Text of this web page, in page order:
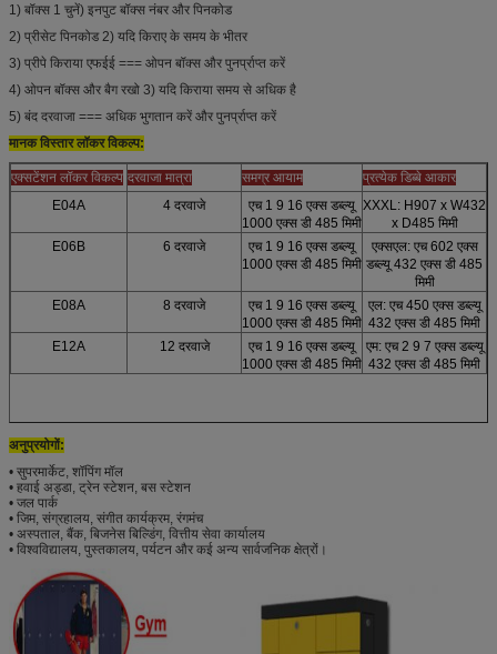
1) बॉक्स 1 चुनें) इनपुट बॉक्स नंबर और पिनकोड
2) प्रीसेट पिनकोड 2) यदि किराए के समय के भीतर
3) प्रीपे किराया एफईई === ओपन बॉक्स और पुनर्प्राप्त करें
4) ओपन बॉक्स और बैग रखो 3) यदि किराया समय से अधिक है
5) बंद दरवाजा === अधिक भुगतान करें और पुनर्प्राप्त करें
मानक विस्तार लॉकर विकल्प:
एक्सटेंशन लॉकर विकल्प दरवाजा मात्रा समग्र आयाम
प्रत्येक डिब्बे आकार
E04A
4 दरवाजे
एच 1 9 16 एक्स डब्ल्यू
1000 एक्स डी 485 मिमी
XXXL: H907 x W432
x D485 मिमी
E06B
6 दरवाजे
एच 1 9 16 एक्स डब्ल्यू
1000 एक्स डी 485 मिमी
एक्सएल: एच 602 एक्स
डब्ल्यू 432 एक्स डी 485
मिमी
E08A
8 दरवाजे
एच 1 9 16 एक्स डब्ल्यू
1000 एक्स डी 485 मिमी
एल: एच 450 एक्स डब्ल्यू
432 एक्स डी 485 मिमी
E12A
12 दरवाजे
एच 1 9 16 एक्स डब्ल्यू
1000 एक्स डी 485 मिमी
एम: एच 2 9 7 एक्स डब्ल्यू
432 एक्स डी 485 मिमी
अनुप्रयोगों:
• सुपरमार्केट, शॉपिंग मॉल
• हवाई अड्डा, ट्रेन स्टेशन, बस स्टेशन
• जल पार्क
• जिम, संग्रहालय, संगीत कार्यक्रम, रंगमंच
• अस्पताल, बैंक, बिजनेस बिल्डिंग, वित्तीय सेवा कार्यालय
• विश्वविद्यालय, पुस्तकालय, पर्यटन और कई अन्य सार्वजनिक क्षेत्रों।